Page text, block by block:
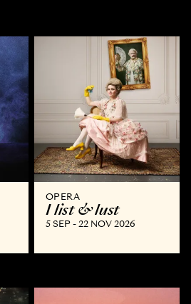
OPERA
I list & lust
5 SEP - 22 NOV 2026